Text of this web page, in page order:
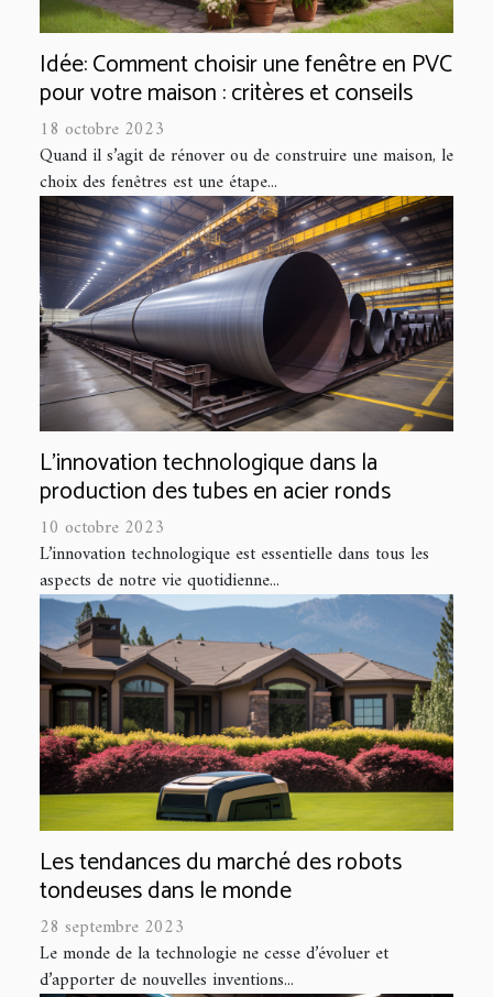
Idée: Comment choisir une fenêtre en PVC
pour votre maison : critères et conseils
18 octobre 2023
Quand il s’agit de rénover ou de construire une maison, le
choix des fenêtres est une étape...
L'innovation technologique dans la
production des tubes en acier ronds
10 octobre 2023
L’innovation technologique est essentielle dans tous les
aspects de notre vie quotidienne...
Les tendances du marché des robots
tondeuses dans le monde
28 septembre 2023
Le monde de la technologie ne cesse d’évoluer et
d’apporter de nouvelles inventions...